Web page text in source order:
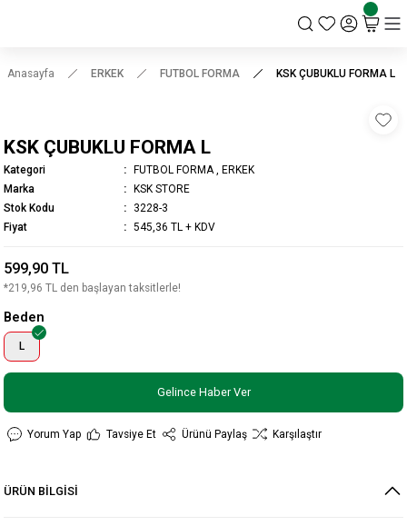
Anasayfa ERKEK FUTBOL FORMA KSK ÇUBUKLU FORMA L
KSK ÇUBUKLU FORMA L
Kategori FUTBOL FORMA
ERKEK
Marka
KSK STORE
Stok Kodu
3228-3
Fiyat
545,36 TL + KDV
599,90 TL
*219,96 TL den başlayan taksitlerle!
Beden
L
Gelince Haber Ver
Yorum Yap Tavsiye Et Ürünü Paylaş Karşılaştır
ÜRÜN BİLGİSİ